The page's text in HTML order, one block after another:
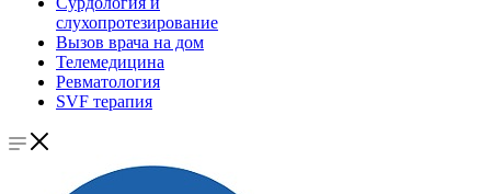
слухопротезирование
Вызов врача на дом
Телемедицина
Ревматология
SVF терапия